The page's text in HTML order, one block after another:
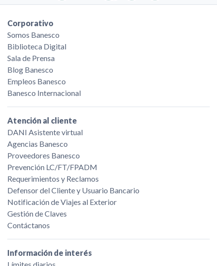
Corporativo
Somos Banesco
Biblioteca Digital
Sala de Prensa
Blog Banesco
Empleos Banesco
Banesco Internacional
Atención al cliente
DANI Asistente virtual
Agencias Banesco
Proveedores Banesco
Prevención LC/FT/FPADM
Requerimientos y Reclamos
Defensor del Cliente y Usuario Bancario
Notificación de Viajes al Exterior
Gestión de Claves
Contáctanos
Información de interés